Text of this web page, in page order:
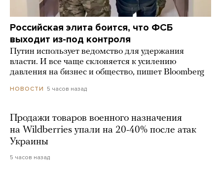
Российская элита боится, что ФСБ
выходит из-под контроля
Путин использует ведомство для удержания
власти. И все чаще склоняется к усилению
давления на бизнес и общество, пишет Bloomberg
НОВОСТИ 5 часов назад
Продажи товаров военного назначения
на Wildberries упали на 20-40% после атак
Украины
5 часов назад